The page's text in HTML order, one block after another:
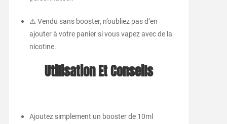
⚠️ Vendu sans booster, n’oubliez pas d’en
ajouter à votre panier si vous vapez avec de la
nicotine.
Utilisation Et Conseils
Ajoutez simplement un booster de 10ml